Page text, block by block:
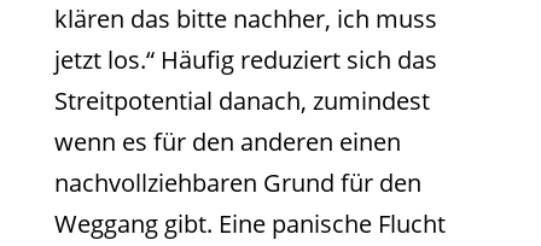
klären das bitte nachher, ich muss
jetzt los.“ Häufig reduziert sich das
Streitpotential danach, zumindest
wenn es für den anderen einen
nachvollziehbaren Grund für den
Weggang gibt. Eine panische Flucht